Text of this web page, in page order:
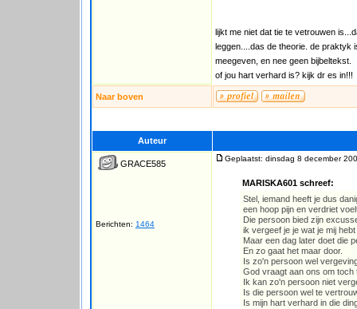
lijkt me niet dat tie te vetrouwen
leggen....das de theorie. de praktyk
meegeven, en nee geen bijbeltekst.
of jou hart verhard is? kijk dr es in!!!
Naar boven
Auteur
GRACE585
Berichten: 1464
Geplaatst: dinsdag 8 december
MARISKA601 schreef:
Stel, iemand heeft je dus
een hoop pijn en verdriet
Die persoon bied zijn
ik vergeef je je wat je mij
Maar een dag later doet die
En zo gaat het maar door.
Is zo'n persoon wel
God vraagt aan ons om toch
Ik kan zo'n persoon niet
Is die persoon wel te
Is mijn hart verhard in die